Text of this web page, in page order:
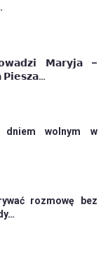
𝗠𝗮𝗿𝘆𝗷𝗮 –
𝗣𝗶𝗲𝘀𝘇𝗮…
wolnym w
rozmowę bez